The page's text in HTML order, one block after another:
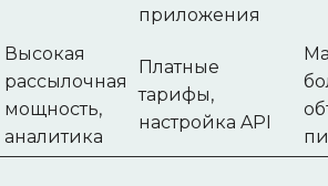
приложения
Высокая
рассылочная
мощность,
аналитика
Платные
тарифы,
настройка API